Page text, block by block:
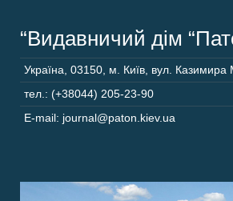
“Видавничий дім
Україна 03150 м. Київ, вул. Казимира
тел.: (+38044) 205-23-90
E-mail: journal@paton.kiev.ua